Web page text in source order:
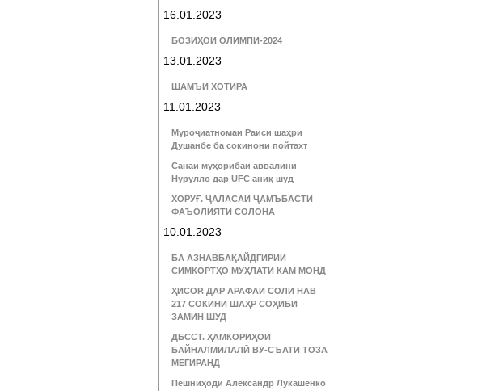
16.01.2023
БОЗИҲОИ ОЛИМПӢ-2024
13.01.2023
ШАМЪИ ХОТИРА
11.01.2023
Муроҷиатномаи Раиси шаҳри
Душанбе ба сокинони пойтахт
Санаи муҳорибаи аввалини
Нурулло дар UFC аниқ шуд
ХОРУҒ. ҶАЛАСАИ ҶАМЪБАСТИ
ФАЪОЛИЯТИ СОЛОНА
10.01.2023
БА АЗНАВБАҚАЙДГИРИИ
СИМКОРТҲО МУҲЛАТИ КАМ МОНД
ҲИСОР. ДАР АРАФАИ СОЛИ НАВ
217 СОКИНИ ШАҲР СОҲИБИ
ЗАМИН ШУД
ДБССТ. ҲАМКОРИҲОИ
БАЙНАЛМИЛАЛӢ ВУ-СЪАТИ ТОЗА
МЕГИРАНД
Пешниҳоди Александр Лукашенко